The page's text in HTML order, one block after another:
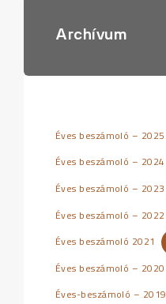
Archívum
Éves beszámoló – 2025
Éves beszámoló – 2024
Éves beszámoló – 2023
Éves beszámoló – 2022
Éves beszámoló 2021
Éves beszámoló – 2020
Éves-beszámoló – 2019